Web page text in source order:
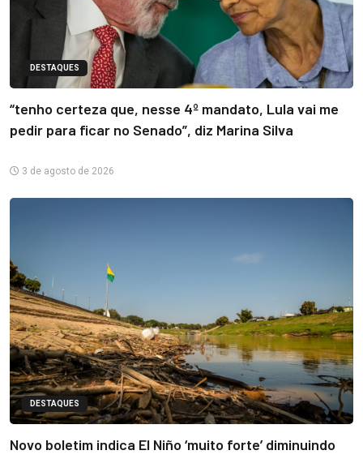
DESTAQUES
“tenho certeza que, nesse 4º mandato, Lula vai me
pedir para ficar no Senado”, diz Marina Silva
3 de agosto de 2026
DESTAQUES
Novo boletim indica El Niño ‘muito forte’ diminuindo